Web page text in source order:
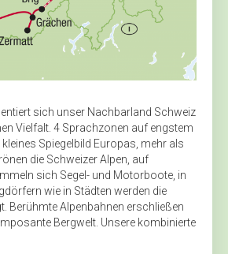
sich unser Nachbarland Schweiz
Vielfalt. 4 Sprachzonen auf engstem
Spiegelbild Europas, mehr als
die Schweizer Alpen, auf
sich Segel- und Motorboote, in
wie in Städten werden die
Berühmte Alpenbahnen erschließen
Bergwelt. Unsere kombinierte